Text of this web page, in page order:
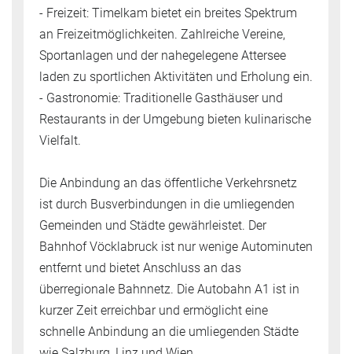
- Freizeit: Timelkam bietet ein breites Spektrum
an Freizeitmöglichkeiten. Zahlreiche Vereine,
Sportanlagen und der nahegelegene Attersee
laden zu sportlichen Aktivitäten und Erholung ein.
- Gastronomie: Traditionelle Gasthäuser und
Restaurants in der Umgebung bieten kulinarische
Vielfalt.
Die Anbindung an das öffentliche Verkehrsnetz
ist durch Busverbindungen in die umliegenden
Gemeinden und Städte gewährleistet. Der
Bahnhof Vöcklabruck ist nur wenige Autominuten
entfernt und bietet Anschluss an das
überregionale Bahnnetz. Die Autobahn A1 ist in
kurzer Zeit erreichbar und ermöglicht eine
schnelle Anbindung an die umliegenden Städte